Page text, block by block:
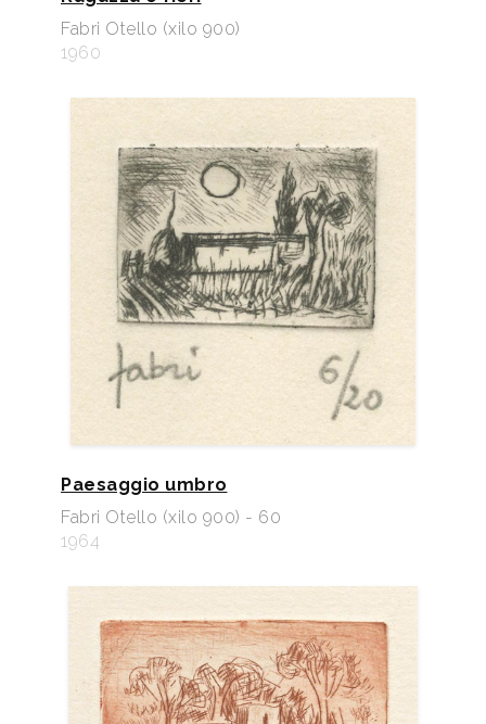
Fabri Otello (xilo 900)
1960
Paesaggio umbro
Fabri Otello (xilo 900) - 60
1964